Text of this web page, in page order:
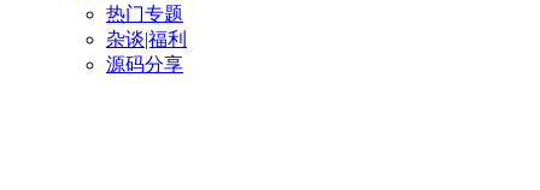
热门专题
杂谈|福利
源码分享